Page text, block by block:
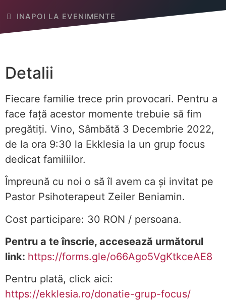
INAPOI LA EVENIMENTE
Detalii
Fiecare familie trece prin provocari. Pentru a
face față acestor momente trebuie să fim
pregătiți. Vino, Sâmbătă 3 Decembrie 2022,
de la ora 9:30 la Ekklesia la un grup focus
dedicat familiilor.
Împreună cu noi o să îl avem ca și invitat pe
Pastor Psihoterapeut Zeiler Beniamin.
Cost participare: 30 RON / persoana.
Pentru a te înscrie, accesează următorul
link: https://forms.gle/o66Ago5VgKtkceAE8
Pentru plată, click aici:
https://ekklesia.ro/donatie-grup-focus/